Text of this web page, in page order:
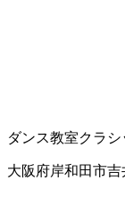
ダンス教室クラ
大阪府岸和田市